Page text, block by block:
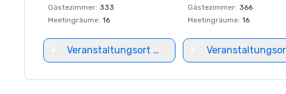
Gästezimmer: 333
Meetingräume: 16
Veranstaltungsort auswählen
Gästezimmer: 366
Meetingräume: 16